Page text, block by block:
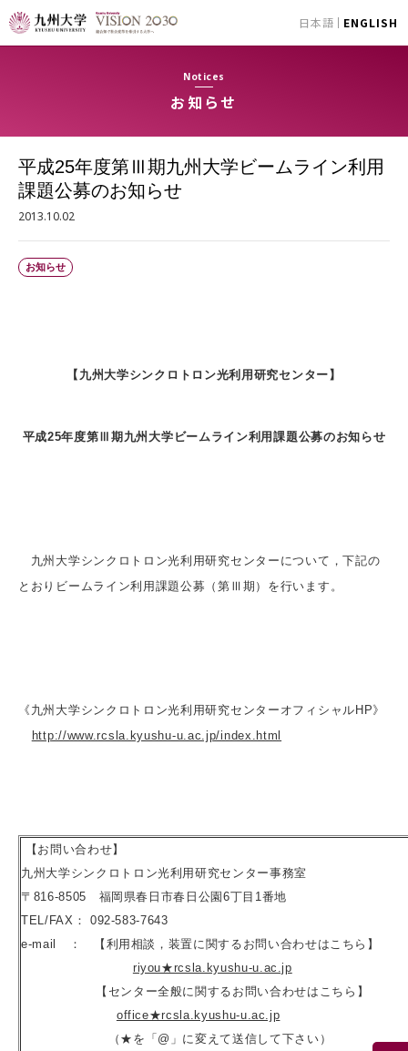
日本語 ENGLISH
Notices
お知らせ
平成25年度第Ⅲ期九州大学ビームライン利用
課題公募のお知らせ
2013.10.02
お知らせ
【九州大学シンクロトロン光利用研究センター】
平成25年度第Ⅲ期九州大学ビームライン利用課題公募のお知らせ
九州大学シンクロトロン光利用研究センターについて，下記の
とおりビームライン利用課題公募（第Ⅲ期）を行います。
《九州大学シンクロトロン光利用研究センターオフィシャルHP》
http://www.rcsla.kyushu-u.ac.jp/index.html
【お問い合わせ】
九州大学シンクロトロン光利用研究センター事務室
〒816-8505 福岡県春日市春日公園6丁目1番地
TEL/FAX： 092-583-7643
e-mail ： 【利用相談，装置に関するお問い合わせはこちら】
riyou★rcsla.kyushu-u.ac.jp
【センター全般に関するお問い合わせはこちら】
office★rcsla.kyushu-u.ac.jp
（★を「@」に変えて送信して下さい）